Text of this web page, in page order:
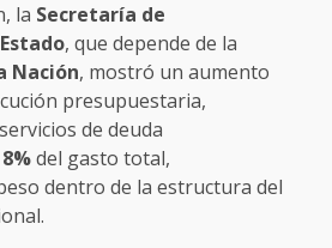
la Secretaría de
, que depende de la
Nación, mostró un aumento
presupuestaria,
de deuda
8%del gasto total,
dentro de la estructura del